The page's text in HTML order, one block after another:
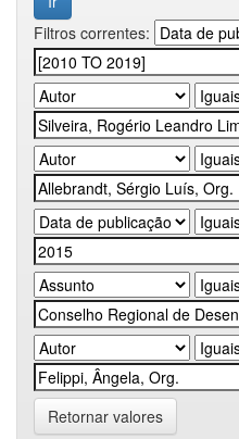
Filtros correntes:
Retornar valores